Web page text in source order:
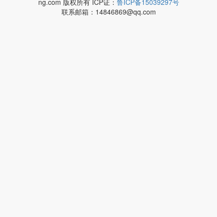
ng.com 版权所有 ICP证： 鲁ICP备15039297号
联系邮箱：14846869@qq.com